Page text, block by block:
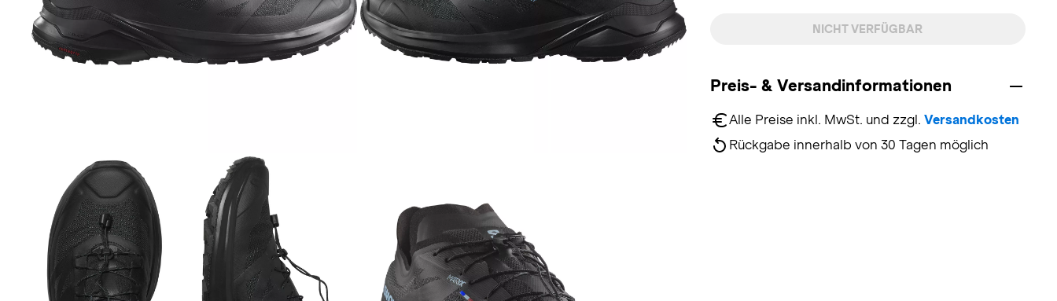
NICHT VERFÜGBAR
Preis- & Versandinformationen
Alle Preise inkl. MwSt. und zzgl. Versandkosten
Rückgabe innerhalb von 30 Tagen möglich